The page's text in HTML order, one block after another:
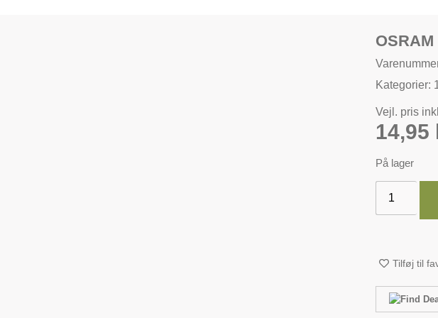
Kategorier:
Vejl. pris
14,95
På lager
Tilføj til